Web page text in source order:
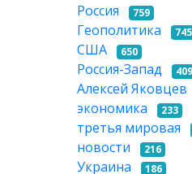
Россия
759
Геополитика 745
США 650
Россия-Запад 409
Алексей Яковцев
экономика 233
третья мировая
новости 216
Украина 186